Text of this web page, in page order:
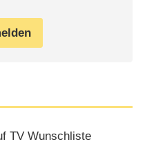
TV Wunschliste